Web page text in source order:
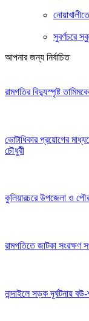
সুবর্ণচরে
আপনার জন্য নির্বাচিত
রামগতির বিদ্যুস্পৃষ্ট
ভোটাধিকার প্রয়োগের
চৌধুরী
কুলিয়ারচরে উপজেলা ও পৌর
রামগতিতে জাটকা সংরক্ষণ
নান্দাইলে সড়ক দূর্ঘটনায়